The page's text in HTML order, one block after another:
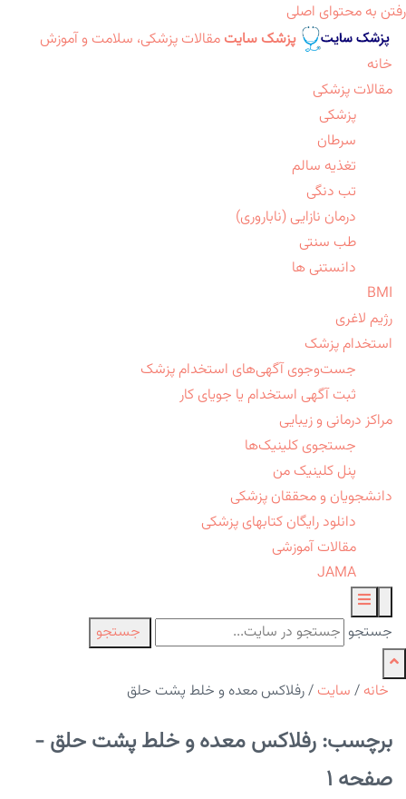
رفتن به محتوای اصلی
پزشک سایت مقالات پزشکی، سلامت و آموزش
خانه
مقالات پزشکی
پزشکی
سرطان
تغذیه سالم
تب دنگی
درمان نازایی (ناباروری)
طب سنتی
دانستنی ها
BMI
رژیم لاغری
استخدام پزشک
جست‌وجوی آگهی‌های استخدام پزشک
ثبت آگهی استخدام یا جویای کار
مراکز درمانی و زیبایی
جستجوی کلینیک‌ها
پنل کلینیک من
دانشجویان و محققان پزشکی
دانلود رایگان کتابهای پزشکی
مقالات آموزشی
JAMA
جستجو جستجو
خانه / سایت /رفلاکس معده و خلط پشت حلق
برچسب: رفلاکس معده و خلط پشت حلق -
صفحه 1